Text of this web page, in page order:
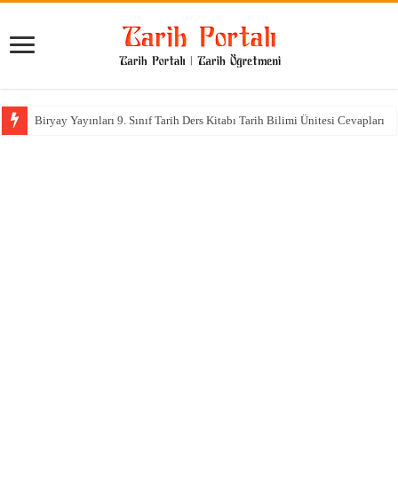
Biryay Yayınları 9. Sınıf Tarih Ders Kitabı Tarih Bilimi Ünitesi Cevapları